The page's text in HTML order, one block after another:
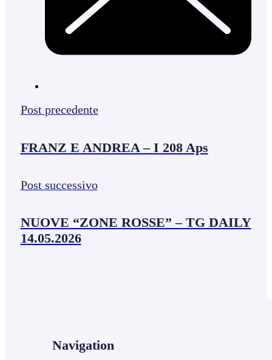
Post precedente
FRANZ E ANDREA – I 208 Aps
Post successivo
NUOVE “ZONE ROSSE” – TG DAILY
14.05.2026
Navigation